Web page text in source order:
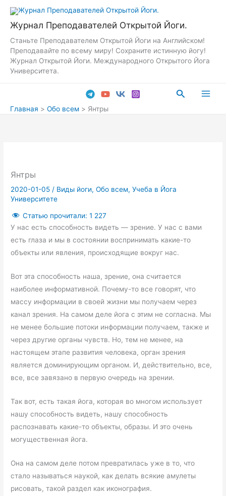
Перейти
содержимому
Журнал Преподавателей Открытой Йоги.
Станьте Преподавателем Открытой Йоги на Английском!
Преподавайте по всему миру! Сохраните истинную йогу!
Журнал Открытой Йоги. Международного Открытого Йога
Университета.
Поиск
Главная Обо всем Янтры
Янтры
2020-01-05 / Виды йоги,Обо всем,Учеба в Йога
Университете
Статью прочитали: 1 227
У нас есть способность видеть — зрение. У нас с вами
есть глаза и мы в состоянии воспринимать какие-то
объекты или явления, происходящие вокруг нас.
Вот эта способность наша, зрение, она считается
наиболее информативной. Почему-то все говорят, что
массу информации в своей жизни мы получаем через
канал зрения. На самом деле йога с этим не согласна. Мы
не менее большие потоки информации получаем, также и
через другие органы чувств. Но, тем не менее, на
настоящем этапе развития человека, орган зрения
является доминирующим органом. И, действительно, все,
все, все завязано в первую очередь на зрении.
Так вот, есть такая йога, которая во многом использует
нашу способность видеть, нашу способность
распознавать какие-то объекты, образы. И это очень
могущественная йога.
Она на самом деле потом превратилась уже в то, что
стало называться наукой, как делать всякие амулеты
рисовать, такой раздел как иконография.